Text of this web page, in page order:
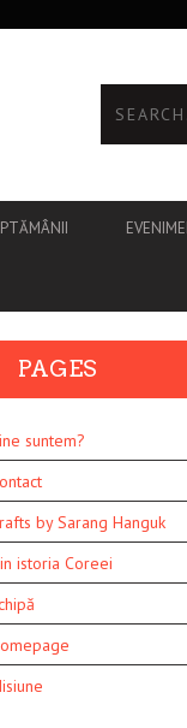
PAGES
suntem?
by Sarang Hanguk
istoria Coreei